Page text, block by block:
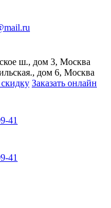
ш., дом 3, Москва
дом 6, Москва
Заказать онлайн
41
41